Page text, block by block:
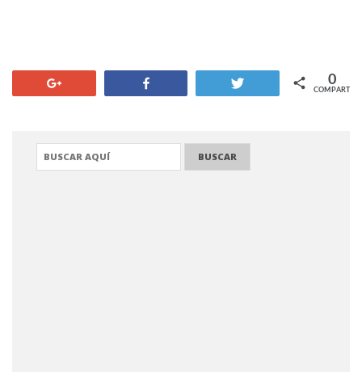
Twittear
COMPARTIR
0